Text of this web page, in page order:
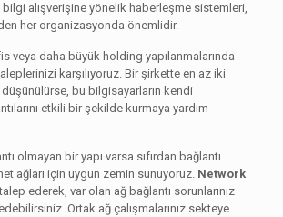
alışverişine yönelik haberleşme sistemleri,
her organizasyonda önemlidir.
veya daha büyük holding yapılanmalarında
karşılıyoruz. Bir şirkette en az iki
bu bilgisayarların kendi
etkili bir şekilde kurmaya yardım
olmayan bir yapı varsa sıfırdan bağlantı
ağları için uygun zemin sunuyoruz.Network
ederek, var olan ağ bağlantı sorunlarınız
Ortak ağ çalışmalarınız sekteye